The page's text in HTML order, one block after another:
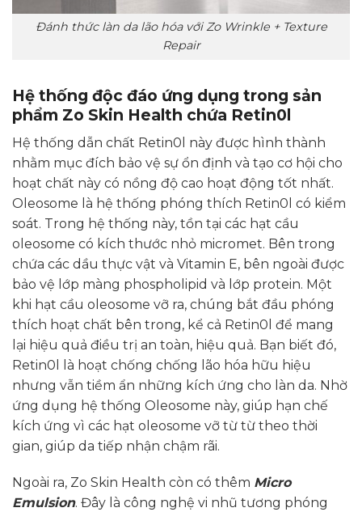
Đánh thức làn da lão hóa với Zo Wrinkle + Texture
Repair
Hệ thống độc đáo ứng dụng trong sản
phẩm Zo Skin Health chứa Retin0l
Hệ thống dẫn chất Retin0l này được hình thành
nhằm mục đích bảo vệ sự ổn định và tạo cơ hội cho
hoạt chất này có nồng độ cao hoạt động tốt nhất.
Oleosome là hệ thống phóng thích Retin0l có kiểm
soát. Trong hệ thống này, tồn tại các hạt cầu
oleosome có kích thước nhỏ micromet. Bên trong
chứa các dầu thực vật và Vitamin E, bên ngoài được
bảo vệ lớp màng phospholipid và lớp protein. Một
khi hạt cầu oleosome vỡ ra, chúng bắt đầu phóng
thích hoạt chất bên trong, kể cả Retin0l để mang
lại hiệu quả điều trị an toàn, hiệu quả. Bạn biết đó,
Retin0l là hoạt chống chống lão hóa hữu hiệu
nhưng vẫn tiềm ẩn những kích ứng cho làn da. Nhờ
ứng dụng hệ thống Oleosome này, giúp hạn chế
kích ứng vì các hạt oleosome vỡ từ từ theo thời
gian, giúp da tiếp nhận chậm rãi.
Ngoài ra, Zo Skin Health còn có thêm Micro
Emulsion. Đây là công nghệ vi nhũ tương phóng